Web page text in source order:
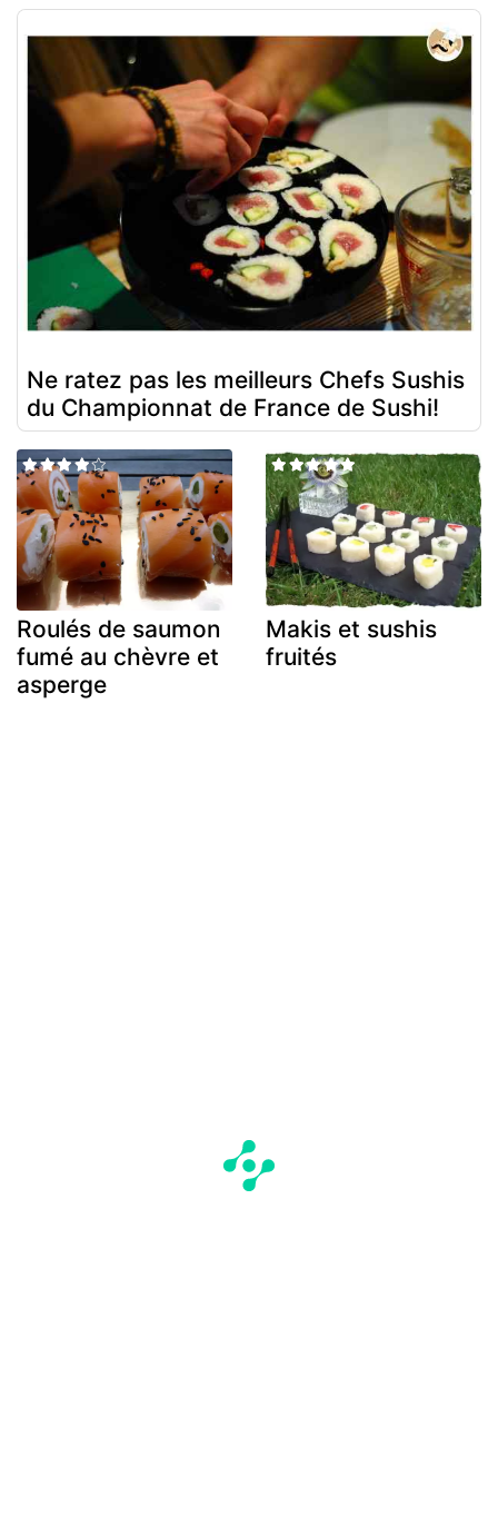
Ne ratez pas les meilleurs Chefs Sushis
du Championnat de France de Sushi!
Roulés de saumon
fumé au chèvre et
asperge
Makis et sushis
fruités